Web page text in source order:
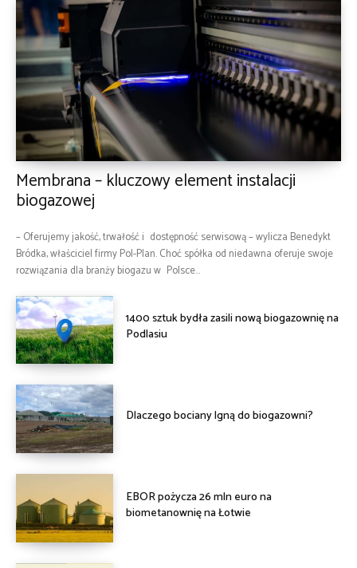
Membrana – kluczowy element instalacji
biogazowej
– Oferujemy jakość, trwałość i dostępność serwisową – wylicza Benedykt
Bródka, właściciel firmy Pol-Plan. Choć spółka od niedawna oferuje swoje
rozwiązania dla branży biogazu w Polsce...
1400 sztuk bydła zasili nową biogazownię na
Podlasiu
Dlaczego bociany lgną do biogazowni?
EBOR pożycza 26 mln euro na
biometanownię na Łotwie